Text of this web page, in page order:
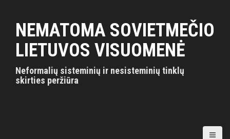
NEMATOMA SOVIETMEČIO
LIETUVOS VISUOMENĖ
Neformalių sisteminių ir nesisteminių tinklų
skirties peržiūra